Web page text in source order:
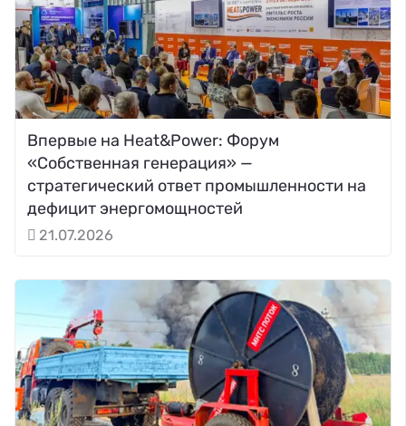
Впервые на Heat&Power: Форум
«Собственная генерация» —
стратегический ответ промышленности на
дефицит энергомощностей
21.07.2026